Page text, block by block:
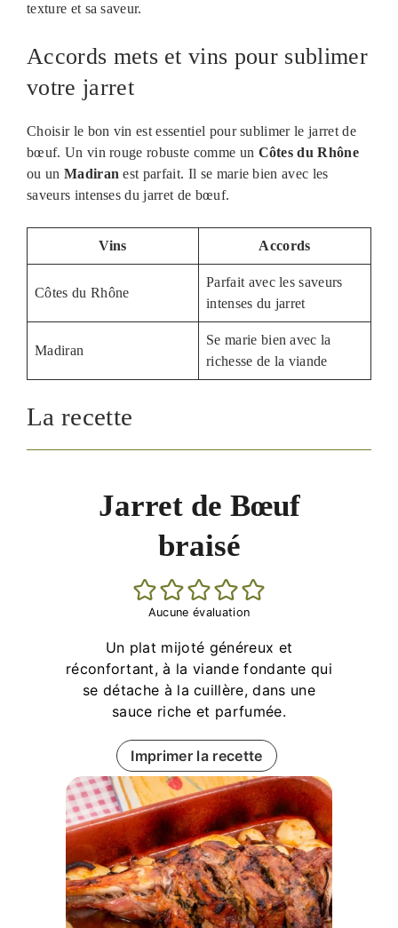
texture et sa saveur.
Accords mets et vins pour sublimer
votre jarret
Choisir le bon vin est essentiel pour sublimer le jarret de
bœuf. Un vin rouge robuste comme un Côtes du Rhône
ou un Madiran est parfait. Il se marie bien avec les
saveurs intenses du jarret de bœuf.
Vins Accords
Côtes du Rhône
Parfait avec les saveurs
intenses du jarret
Madiran
Se marie bien avec la
richesse de la viande
La recette
Jarret de Bœuf
braisé
Aucune évaluation
Un plat mijoté généreux et
réconfortant, à la viande fondante qui
se détache à la cuillère, dans une
sauce riche et parfumée.
Imprimer la recette